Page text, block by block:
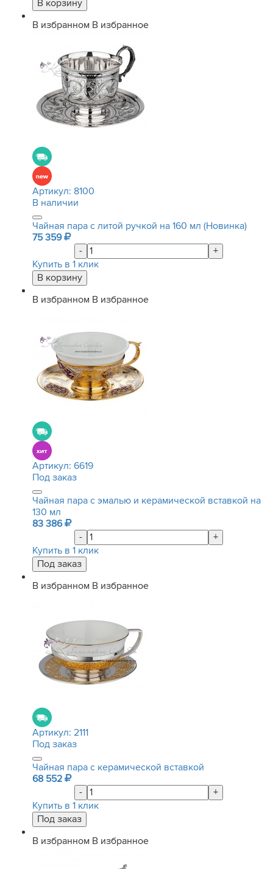
В избранном В избранное
Артикул: 8100
В наличии
Чайная пара с литой ручкой на 160 мл (Новинка)
75 359
-
+
Купить в 1 клик
В избранном В избранное
Артикул: 6619
Под заказ
Чайная пара с эмалью и керамической вставкой на
130 мл
83 386
-
+
Купить в 1 клик
В избранном В избранное
Артикул: 2111
Под заказ
Чайная пара с керамической вставкой
68 552
-
+
Купить в 1 клик
В избранном В избранное